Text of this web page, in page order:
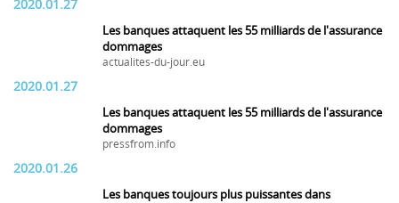
2020.01.27
Les banques attaquent les 55 milliards de l'assurance
dommages
actualites-du-jour.eu
2020.01.27
Les banques attaquent les 55 milliards de l'assurance
dommages
pressfrom.info
2020.01.26
Les banques toujours plus puissantes dans